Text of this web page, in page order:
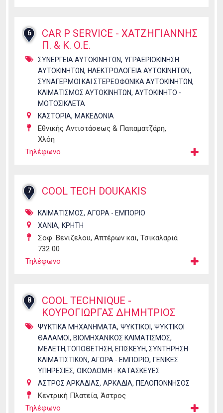
6
CAR P SERVICE - ΧΑΤΖΗΓΙΑΝΝΗΣ
Π. & Κ. Ο.Ε.
ΣΥΝΕΡΓΕΙΑ ΑΥΤΟΚΙΝΗΤΩΝ, ΥΓΡΑΕΡΙΟΚΙΝΗΣΗ
ΑΥΤΟΚΙΝΗΤΩΝ, ΗΛΕΚΤΡΟΛΟΓΕΙΑ ΑΥΤΟΚΙΝΗΤΩΝ,
ΣΥΝΑΓΕΡΜΟΙ ΚΑΙ ΣΤΕΡΕΟΦΩΝΙΚΑ ΑΥΤΟΚΙΝΗΤΩΝ,
ΚΛΙΜΑΤΙΣΜΟΣ ΑΥΤΟΚΙΝΗΤΩΝ, ΑΥΤΟΚΙΝΗΤΟ -
ΜΟΤΟΣΙΚΛΕΤΑ
ΚΑΣΤΟΡΙΑ, ΜΑΚΕΔΟΝΙΑ
Εθνικής Αντιστάσεως & Παπαματζάρη,
Χλόη
Τηλέφωνο
7 COOL TECH DOUKAKIS
ΚΛΙΜΑΤΙΣΜΟΣ, ΑΓΟΡΑ - ΕΜΠΟΡΙΟ
ΧΑΝΙΑ, ΚΡΗΤΗ
Σοφ. Βενιζελου, Απτέρων και, Τσικαλαριά
732 00
Τηλέφωνο
8
COOL TECHNIQUE -
ΚΟΥΡΟΓΙΩΡΓΑΣ ΔΗΜΗΤΡΙΟΣ
ΨΥΚΤΙΚΑ ΜΗΧΑΝΗΜΑΤΑ, ΨΥΚΤΙΚΟΙ , ΨΥΚΤΙΚΟΙ
ΘΑΛΑΜΟΙ , ΒΙΟΜΗΧΑΝΙΚΟΣ ΚΛΙΜΑΤΙΣΜΟΣ,
ΜΕΛΕΤΗ,ΤΟΠΟΘΕΤΗΣΗ, ΕΠΙΣΚΕΥΗ, ΣΥΝΤΗΡΗΣΗ
ΚΛΙΜΑΤΙΣΤΙΚΩΝ, ΑΓΟΡΑ - ΕΜΠΟΡΙΟ, ΓΕΝΙΚΕΣ
ΥΠΗΡΕΣΙΕΣ, ΟΙΚΟΔΟΜΗ - ΚΑΤΑΣΚΕΥΕΣ
ΑΣΤΡΟΣ ΑΡΚΑΔΙΑΣ, ΑΡΚΑΔΙΑ, ΠΕΛΟΠΟΝΝΗΣΟΣ
Κεντρική Πλατεία, Άστρος
Τηλέφωνο